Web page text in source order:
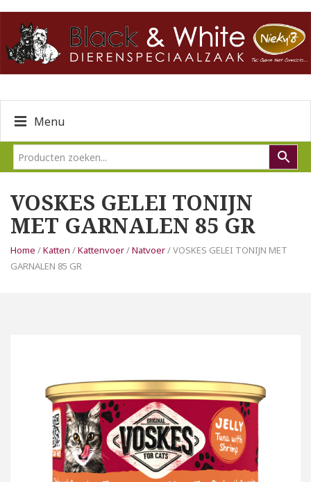
Menu
VOSKES GELEI TONIJN
MET GARNALEN 85 GR
Home /Katten /Kattenvoer/Natvoer/ VOSKES GELEI TONIJN MET
GARNALEN 85 GR